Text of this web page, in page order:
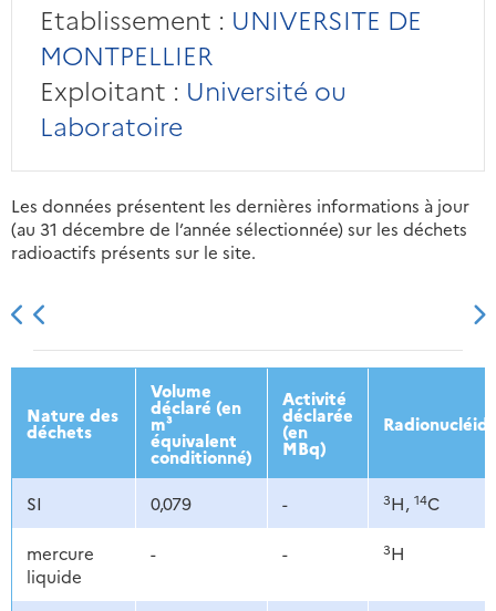
Etablissement : UNIVERSITE DE
MONTPELLIER
Exploitant : Université ou
Laboratoire
Les données présentent les dernières informations à jour
(au 31 décembre de l’année sélectionnée) sur les déchets
radioactifs présents sur le site.
2013 2014 2015 2016
Nature des
déchets
Volume
déclaré (en
m³
équivalent
conditionné)
Activité
déclarée
(en
MBq)
SI 0,079 - 3H, 14C
mercure
liquide
- - 3H